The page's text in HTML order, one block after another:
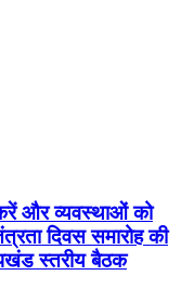
और व्यवस्थाओं को
दिवस समारोह की
स्तरीय बैठक